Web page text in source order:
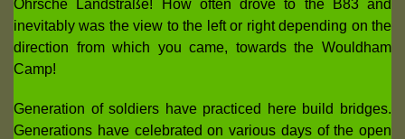
Ohrsche Landstraße! How often drove to the B83 and
inevitably was the view to the left or right depending on the
direction from which you came, towards the Wouldham
Camp!
Generation of soldiers have practiced here build bridges.
Generations have celebrated on various days of the open